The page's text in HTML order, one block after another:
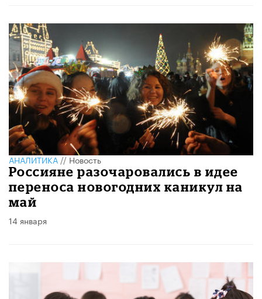
АНАЛИТИКА//Новость
Россияне разочаровались в идее
переноса новогодних каникул на
май
14 января